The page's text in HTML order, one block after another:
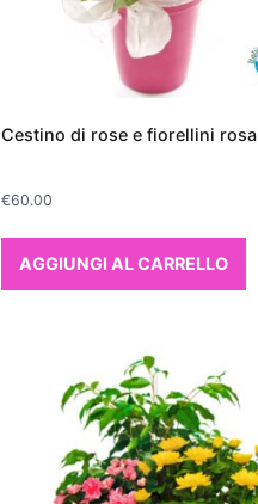
Cestino di rose e fiorellini rosa
€60.00
AGGIUNGI AL CARRELLO